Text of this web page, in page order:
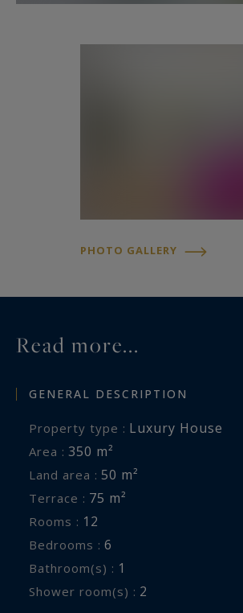
PHOTO GALLERY
Read more...
GENERAL DESCRIPTION
Property type : Luxury House
Area : 350 m²
Land area : 50 m²
Terrace : 75 m²
Rooms : 12
Bedrooms : 6
Bathroom(s) : 1
Shower room(s) : 2